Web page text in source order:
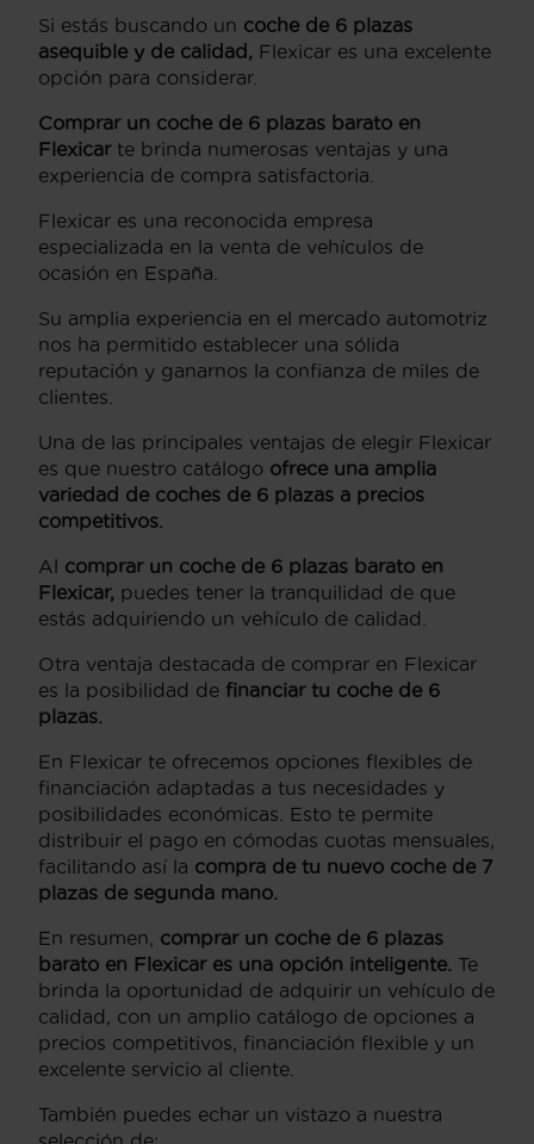
Si estás buscando un coche de 6 plazas
asequible y de calidad,
Flexicar es una excelente
opción para considerar.
Comprar un coche de 6 plazas barato en
Flexicar te brinda numerosas ventajas y una
experiencia de compra satisfactoria.
Flexicar es una reconocida empresa
especializada en la venta de vehículos de
ocasión en España.
Su amplia experiencia en el mercado automotriz
nos ha permitido establecer una sólida
reputación y ganarnos la confianza de miles de
clientes.
Una de las principales ventajas de elegir Flexicar
es que nuestro catálogo ofrece una amplia
variedad de coches de 6 plazas a precios
competitivos.
Al comprar un coche de 6 plazas barato en
Flexicar, puedes tener la tranquilidad de que
estás adquiriendo un vehículo de calidad.
Otra ventaja destacada de comprar en Flexicar
es la posibilidad de financiar tu coche de 6
plazas.
En Flexicar te ofrecemos opciones flexibles de
financiación adaptadas a tus necesidades y
posibilidades económicas. Esto te permite
distribuir el pago en cómodas cuotas mensuales,
facilitando así la compra de tu nuevo coche de 7
plazas de segunda mano.
En resumen, comprar un coche de 6 plazas
barato en Flexicar es una opción inteligente. Te
brinda la oportunidad de adquirir un vehículo de
calidad, con un amplio catálogo de opciones a
precios competitivos, financiación flexible y un
excelente servicio al cliente.
También puedes echar un vistazo a nuestra